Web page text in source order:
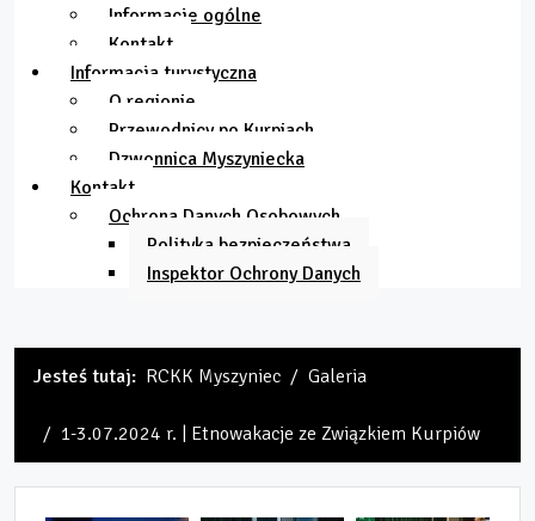
Informacje ogólne
Kontakt
Informacja turystyczna
O regionie
Przewodnicy po Kurpiach
Dzwonnica Myszyniecka
Kontakt
Ochrona Danych Osobowych
Polityka bezpieczeństwa
Inspektor Ochrony Danych
Jesteś tutaj: RCKK Myszyniec Galeria
1-3.07.2024 r. | Etnowakacje ze Związkiem Kurpiów